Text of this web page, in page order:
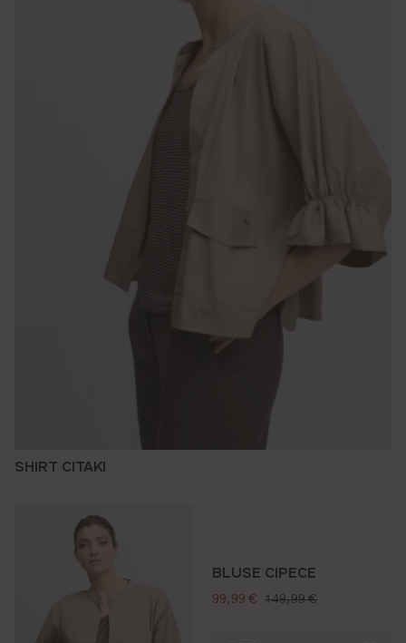
SHIRT CITAKI
BLUSE CIPECE
verkaufspreis:
99,99 € regulärer preis:
149,99 €